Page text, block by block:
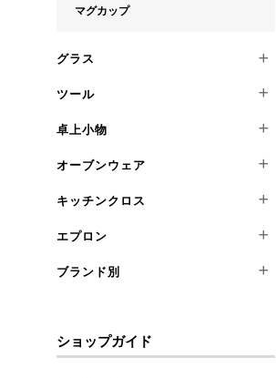
スクエアプレート
その他
マグカップ
グラス
タンブラー
ワイングラス
ツール
キッチンナイフ
パレットナイフ
ターナー
チーズおろし
オイルサーバー
その他
卓上小物
コースター・ソーサー類
ステンレスプレート
ツールホルダー
トレイ
ウッドボード
オーブンウェア
アルミ
テラコッタ
キッチンクロス
Sサイズ
Lサイズ
エプロン
フルエプロン
ブランド別
イセル
ヴィクリラ
ショップガイド